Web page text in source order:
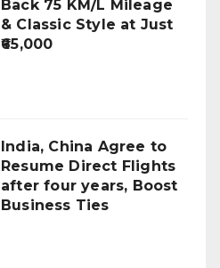
Back 75 KM/L Mileage
& Classic Style at Just
₹65,000
India, China Agree to
Resume Direct Flights
after four years, Boost
Business Ties